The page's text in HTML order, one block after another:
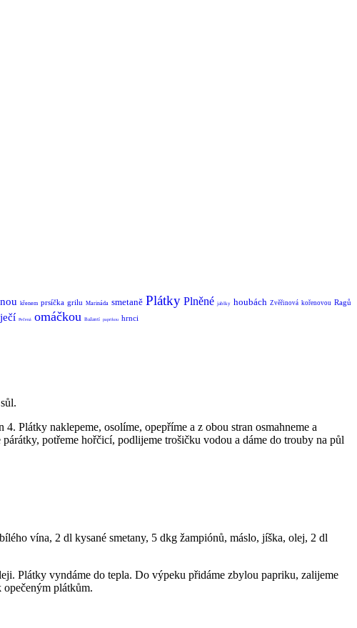
křenem prsíčka grilu Marináda smetaně Plátky Plněné jablky houbách Zvěřinová kořenovou Ragů
Pečená omáčkou Bažantí paprikou hrnci
Plátky naklepeme, osolíme, opepříme a z obou stran osmahneme a
potřeme hořčicí, podlijeme trošičku vodou a dáme do trouby na půl
vína, 2 dl kysané smetany, 5 dkg žampiónů, máslo, jíška, olej, 2 dl
Plátky vyndáme do tepla. Do výpeku přidáme zbylou papriku, zalijeme
plátkům.